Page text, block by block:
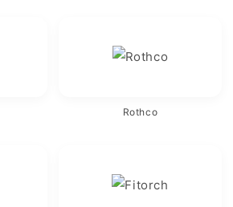
Rothco